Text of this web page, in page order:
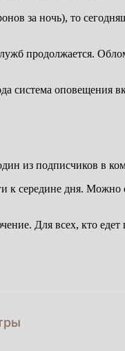
за ночь), то
продолжается.
система оповещения
из подписчиков в
дня. Можно
Для всех, кто едет